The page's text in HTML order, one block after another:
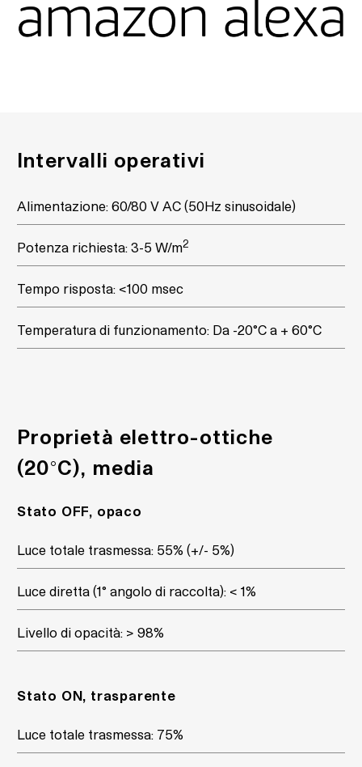
Intervalli operativi
Alimentazione: 60/80 V AC (50Hz sinusoidale)
Potenza richiesta: 3-5 W/m2
Tempo risposta: <100 msec
Temperatura di funzionamento: Da -20°C a + 60°C
Proprietà elettro-ottiche
(20°C), media
Stato OFF, opaco
Luce totale trasmessa: 55% (+/- 5%)
Luce diretta (1° angolo di raccolta): < 1%
Livello di opacità: > 98%
Stato ON, trasparente
Luce totale trasmessa: 75%